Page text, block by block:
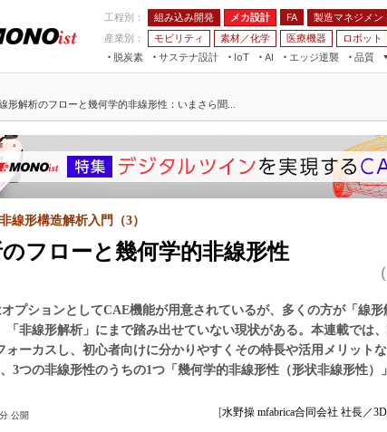
工程別： 組み込み開発 メカ設計 FA 製造マネジメン
産業別：
モビリティ 素材／化学 医療機器 ロボット
脱炭素
サステナ設計
IoT
つながる工場
つながるサービス
AI
AI×設備保全
Physical AI
エッジ逆襲 品質
JIMTOF
組込み/エッジ コンピューティング
IIFES
国際ロボット展
TECHNO-FRONTIER
スマート工場EXPO
EdgeTech+
日本ものづくりワールド
5G
VR／AR
フィールドサービス
組み込み画像技術
Windows Embedded
車載ソフト開発
ISO26262
3Dプリンタ
製造マネジメント
FA
モビリティ
形解析のフローと幾何学的非線形性：いまさら聞...
フローと幾何学的非線形性
線形構造解析入門（3）
プションとしてCAE機能が用意されているが、多くの方が「線形
「非線形解析」にまで踏み出せていない現状がある。本連載では
ォーカスし、初心者向けに分かりやすくその特長や活用メリット
3つの非線形性のうちの1つ「幾何学的非線形性（形状非線形性）
公開 [水野操 mfabrica合同会社 社長／